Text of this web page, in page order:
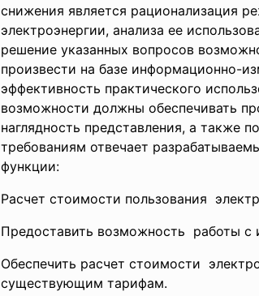
снижения является рационализация
электроэнергии, анализа ее
решение указанных вопросов
произвести на базе информационно-
эффективность практического
возможности должны обеспечивать
наглядность представления, а также
требованиям отвечает
функции:
Расчет стоимости пользования
Предоставить возможность работы с
Обеспечить расчет стоимости
существующим тарифам.